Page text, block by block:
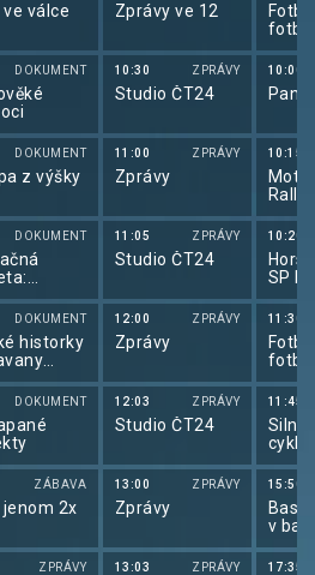
ve válce
DOKUMENT
DOKUMENT
z výšky
DOKUMENT
zvířat
DOKUMENT
historky
DOKUMENT
ZÁBAVA
jenom 2x
ZPRÁVY
Zprávy ve 12
10:30 ZPRÁVY
Studio ČT24
11:00 ZPRÁVY
Zprávy
11:05 ZPRÁVY
Studio ČT24
12:00 ZPRÁVY
Zprávy
12:03 ZPRÁVY
Studio ČT24
13:00 ZPRÁVY
Zprávy
13:03 ZPRÁVY
2026
10:00
10:15
Rally
10:20
SP
kol
11:30
2026
11:45
de
15:50
v
U17
17:35